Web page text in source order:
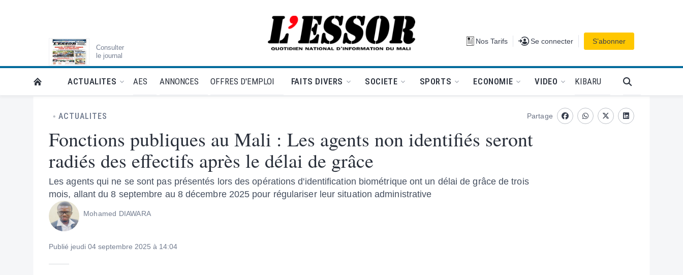
Consulter
le journal
L'Essor - retour à la une Nos Tarifs Se connecter
Se connecter S’abonner
RETOUR À LA PAGE D’ACCUEIL DE L'ESSOR
ACTUALITES AES ANNONCES OFFRES D'EMPLOI FAITS DIVERS SOCIETE SPORTS ECONOMIE VIDEO KIBARU
ACTUALITES
Fonctions publiques au Mali : Les agents non identifiés seront
radiés des effectifs après le délai de grâce
Les agents qui ne se sont pas présentés lors des opérations d'identification biométrique ont un délai de grâce de trois
mois, allant du 8 septembre au 8 décembre 2025 pour régulariser leur situation administrative
Mohamed DIAWARA
Publié jeudi 04 septembre 2025 à 14:04
Partage
FacebookwhatsappTwitterLinkedin